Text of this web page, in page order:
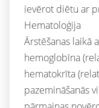
ievērot diētu ar
Hematoloģija
Ārstēšanas laikā
hemoglobīna
hematokrīta
pazemināšanās